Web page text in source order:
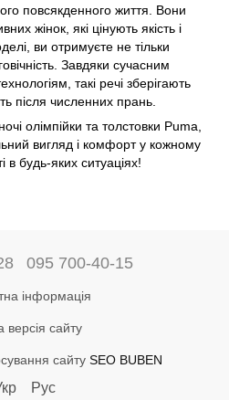
повсякденного життя. Вони
жінок, які цінують якість і
ви отримуєте не тільки
Завдяки сучасним
такі речі зберігають
після численних прань.
олімпійки та толстовки Puma,
вигляд і комфорт у кожному
в будь-яких ситуаціях!
095 700-40-15
інформація
версія сайту
сайту SEO BUBEN
Рус